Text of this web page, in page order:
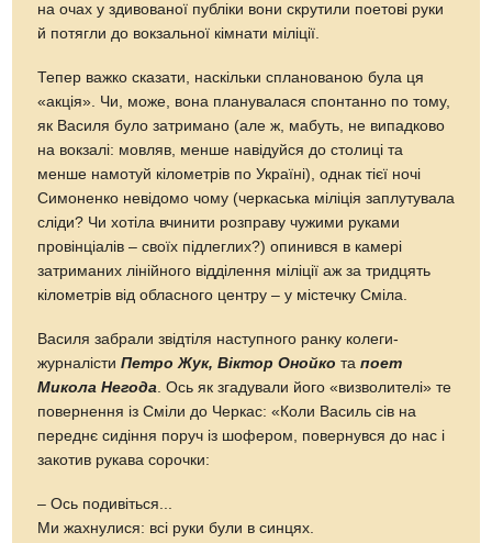
на очах у здивованої публіки вони скрутили поетові руки
й потягли до вокзальної кімнати міліції.
Тепер важко сказати, наскільки спланованою була ця
«акція». Чи, може, вона планувалася спонтанно по тому,
як Василя було затримано (але ж, мабуть, не випадково
на вокзалі: мовляв, менше навідуйся до столиці та
менше намотуй кілометрів по Україні), однак тієї ночі
Симоненко невідомо чому (черкаська міліція заплутувала
сліди? Чи хотіла вчинити розправу чужими руками
провінціалів – своїх підлеглих?) опинився в камері
затриманих лінійного відділення міліції аж за тридцять
кілометрів від обласного центру – у містечку Сміла.
Василя забрали звідтіля наступного ранку колеги-
журналістиПетро Жук, Віктор Онойко та поет
Микола Негода. Ось як згадували його «визволителі» те
повернення із Сміли до Черкас: «Коли Василь сів на
переднє сидіння поруч із шофером, повернувся до нас і
закотив рукава сорочки:
– Ось подивіться...
Ми жахнулися: всі руки були в синцях.